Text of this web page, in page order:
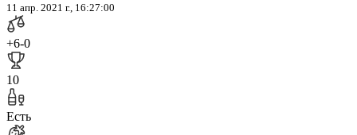
11 апр. 2021 г., 16:27:00
+6-0
10
Есть